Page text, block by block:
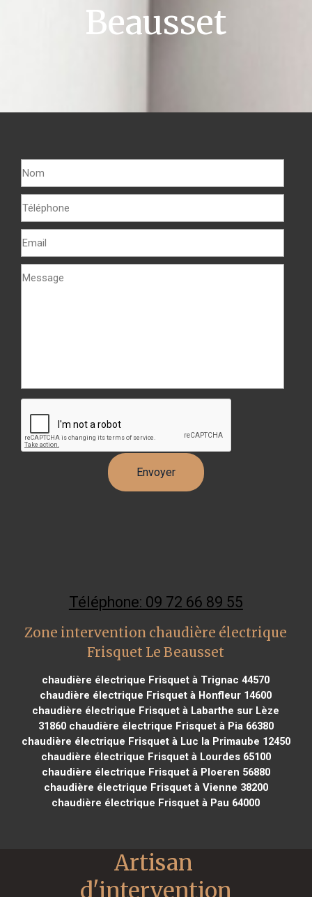
Beausset
Téléphone: 09 72 66 89 55
Zone intervention chaudière électrique
Frisquet Le Beausset
chaudière électrique Frisquet à Trignac 44570
chaudière électrique Frisquet à Honfleur 14600
chaudière électrique Frisquet à Labarthe sur Lèze
31860chaudière électrique Frisquet à Pia 66380
chaudière électrique Frisquet à Luc la Primaube 12450
chaudière électrique Frisquet à Lourdes 65100
chaudière électrique Frisquet à Ploeren 56880
chaudière électrique Frisquet à Vienne 38200
chaudière électrique Frisquet à Pau 64000
Artisan
d'intervention